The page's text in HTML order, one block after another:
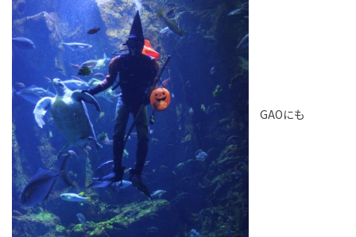
GAOにも